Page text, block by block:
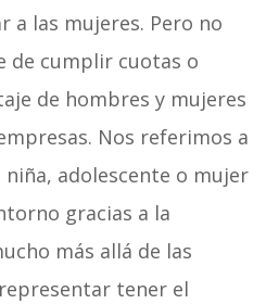
a las mujeres. Pero no
de cumplir cuotas o
de hombres y mujeres
Nos referimos a
adolescente o mujer
gracias a la
más allá de las
tener el